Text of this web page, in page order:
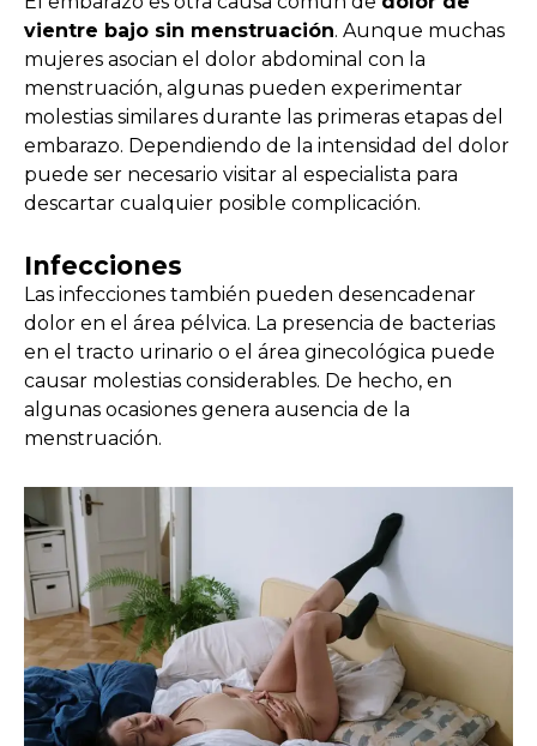
vientre bajo sin menstruación. Aunque muchas
mujeres asocian el dolor abdominal con la
menstruación, algunas pueden experimentar
molestias similares durante las primeras etapas del
embarazo. Dependiendo de la intensidad del dolor
puede ser necesario visitar al especialista para
descartar cualquier posible complicación.
Infecciones
Las infecciones también pueden desencadenar
dolor en el área pélvica. La presencia de bacterias
en el tracto urinario o el área ginecológica puede
causar molestias considerables. De hecho, en
algunas ocasiones genera ausencia de la
menstruación.